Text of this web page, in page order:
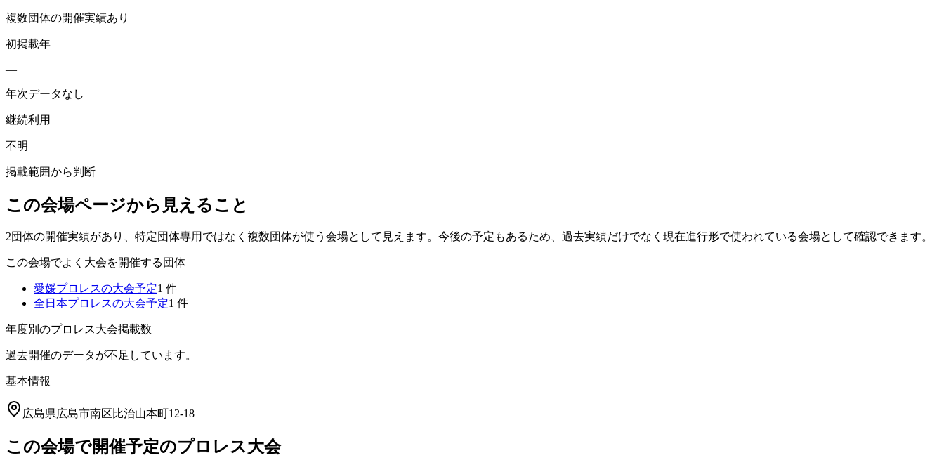
複数団体の開催実績あり
初掲載年
—
年次データなし
継続利用
不明
掲載範囲から判断
この会場ページから見えること
2団体の開催実績があり、特定団体専用ではなく複数団体が使う会場として見えます。今後の予定もあるため、過去実績だけでなく現在進行形で使われている会場として確認できます。
この会場でよく大会を開催する団体
愛媛プロレスの大会予定1 件
全日本プロレスの大会予定1 件
年度別のプロレス大会掲載数
過去開催のデータが不足しています。
基本情報
広島県広島市南区比治山本町12-18
この会場で開催予定のプロレス大会